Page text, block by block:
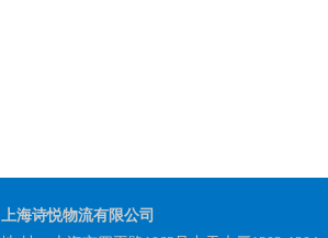
上海诗悦物流有限公司